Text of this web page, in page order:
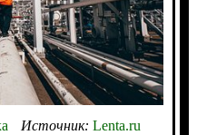
Источник: Lenta.ru